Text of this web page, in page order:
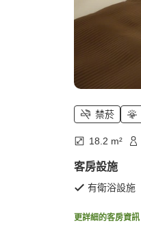
禁菸
18.2 m²
客房設施
有衛浴設施
更詳細的客房資訊